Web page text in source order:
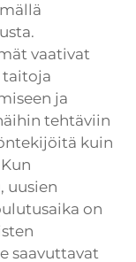
vaativat
taitoja
ja
tehtäviin
kuin
uusien
on
saavuttavat